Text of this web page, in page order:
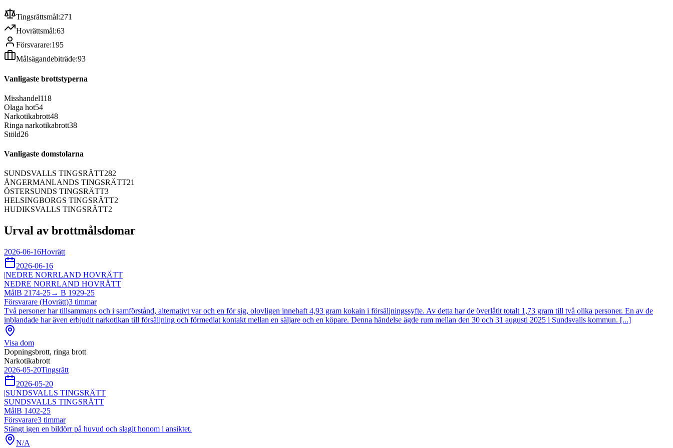
Tingsrättsmål:271
Hovrättsmål:63
Försvarare:195
Målsägandebiträde:93
Vanligaste brottstyperna
Misshandel118
Olaga hot54
Narkotikabrott48
Ringa narkotikabrott38
Stöld26
Vanligaste domstolarna
SUNDSVALLS TINGSRÄTT282
ÅNGERMANLANDS TINGSRÄTT21
ÖSTERSUNDS TINGSRÄTT3
HELSINGBORGS TINGSRÄTT2
HUDIKSVALLS TINGSRÄTT2
Urval av brottmålsdomar
2026-06-16Hovrätt
2026-06-16
|NEDRE NORRLAND HOVRÄTT
NEDRE NORRLAND HOVRÄTT
MålB 2174-25→ B 1929-25
Försvarare (Hovrätt)3 timmar
Två personer har tillsammans och i samförstånd, alternativt var och en för sig, olovligen innehaft 4,93 gram kokain i försäljningssyfte. Av detta har de överlåtit totalt 1,73 gram till två olika personer. En av de
inblandade har även erbjudit narkotikan till försäljning och förmedlat kontakt mellan en säljare och en köpare. Denna händelse ägde rum mellan den 30 och 31 augusti 2025 i Sundsvalls kommun. [...]
Visa dom
Dopningsbrott, ringa brott
Narkotikabrott
2026-05-20Tingsrätt
2026-05-20
|SUNDSVALLS TINGSRÄTT
SUNDSVALLS TINGSRÄTT
MålB 1402-25
Försvarare3 timmar
Stängt igen en bildörr på huvud och slagit honom i ansiktet.
N/A